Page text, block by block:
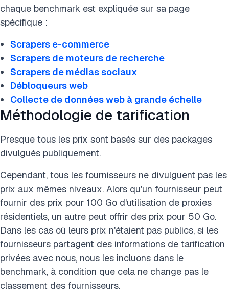
chaque benchmark est expliquée sur sa page
spécifique :
Scrapers e-commerce
Scrapers de moteurs de recherche
Scrapers de médias sociaux
Débloqueurs web
Collecte de données web à grande échelle
Méthodologie de tarification
Presque tous les prix sont basés sur des packages
divulgués publiquement.
Cependant, tous les fournisseurs ne divulguent pas les
prix aux mêmes niveaux. Alors qu'un fournisseur peut
fournir des prix pour 100 Go d'utilisation de proxies
résidentiels, un autre peut offrir des prix pour 50 Go.
Dans les cas où leurs prix n'étaient pas publics, si les
fournisseurs partagent des informations de tarification
privées avec nous, nous les incluons dans le
benchmark, à condition que cela ne change pas le
classement des fournisseurs.